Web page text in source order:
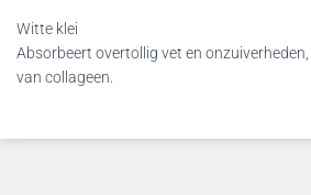
Witte klei
Absorbeert overtollig vet en
van collageen.